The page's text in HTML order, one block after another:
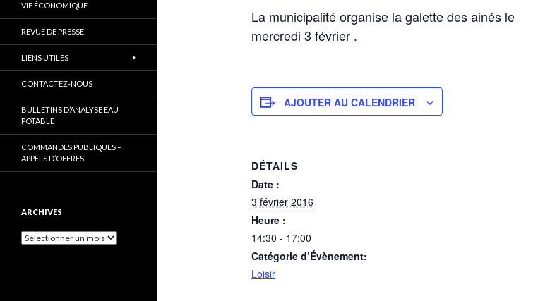
La municipalité organise la galette des ainés le
mercredi 3 février .
AJOUTER AU CALENDRIER
DÉTAILS
Date :
3 février 2016
Heure :
14:30 - 17:00
Catégorie d’Évènement:
Loisir
VIE ÉCONOMIQUE
REVUE DE PRESSE
LIENS UTILES
CONTACTEZ-NOUS
BULLETINS D’ANALYSE EAU
POTABLE
COMMANDES PUBLIQUES –
APPELS D’OFFRES
ARCHIVES
Archives